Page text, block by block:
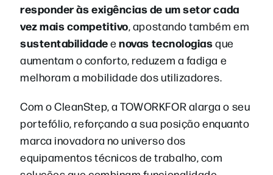
responder às exigências de um setor cada
vez mais competitivo, apostando também em
sustentabilidadeenovas tecnologiasque
aumentam o conforto, reduzem a fadiga e
melhoram a mobilidade dos utilizadores.
Com o CleanStep, a TOWORKFOR alarga o seu
portefólio, reforçando a sua posição enquanto
marca inovadora no universo dos
equipamentos técnicos de trabalho, com